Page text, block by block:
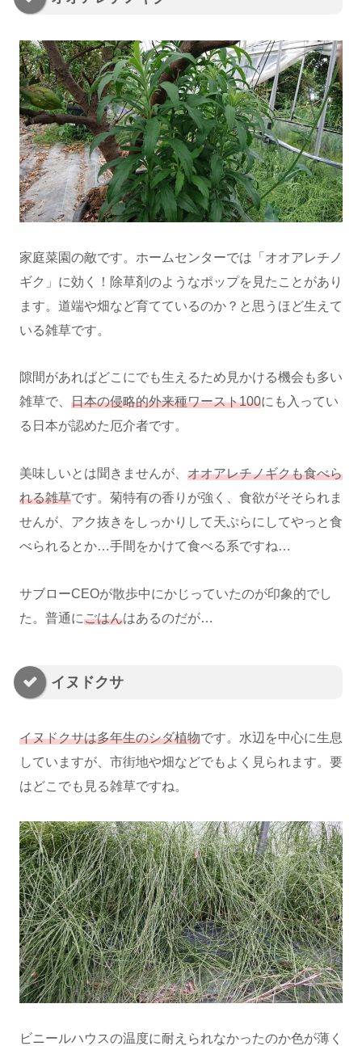
家庭菜園の敵です。ホームセンターでは「オオアレチノ
ギク」に効く！除草剤のようなポップを見たことがあり
ます。道端や畑など育てているのか？と思うほど生えて
いる雑草です。
隙間があればどこにでも生えるため見かける機会も多い
雑草で、 日本の侵略的外来種ワースト100にも入ってい
る日本が認めた厄介者です。
美味しいとは聞きませんが、 オオアレチノギクも食べら
れる雑草です。菊特有の香りが強く、食欲がそそられま
せんが、アク抜きをしっかりして天ぷらにしてやっと食
べられるとか…手間をかけて食べる系ですね…
サブローCEOが散歩中にかじっていたのが印象的でし
た。普通にごはんはあるのだが…
イヌドクサ
イヌドクサは多年生のシダ植物です。水辺を中心に生息
していますが、市街地や畑などでもよく見られます。要
はどこでも見る雑草ですね。
ビニールハウスの温度に耐えられなかったのか色が薄く